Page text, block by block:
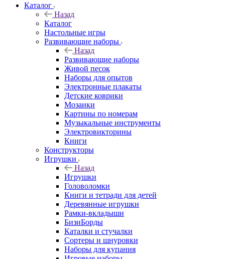
Каталог
Назад
Каталог
Настольные игры
Развивающие наборы
Назад
Развивающие наборы
Живой песок
Наборы для опытов
Электронные плакаты
Детские коврики
Мозаики
Картины по номерам
Музыкальные инструменты
Электровикторины
Книги
Конструкторы
Игрушки
Назад
Игрушки
Головоломки
Книги и тетради для детей
Деревянные игрушки
Рамки-вкладыши
БизиБорды
Каталки и стучалки
Сортеры и шнуровки
Наборы для купания